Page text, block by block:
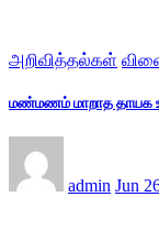
அறிவித்தல்கள்
மண்மணம் மாறாத தாயக
admin Jun